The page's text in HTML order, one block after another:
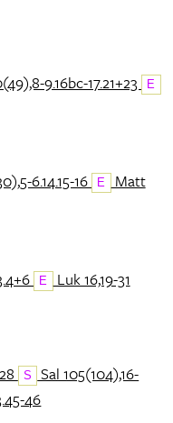
9.16bc-17.21+23 E
6.14.15-16 E
Matt
E
Luk 16,19-31
S
Sal 105(104),16-
46